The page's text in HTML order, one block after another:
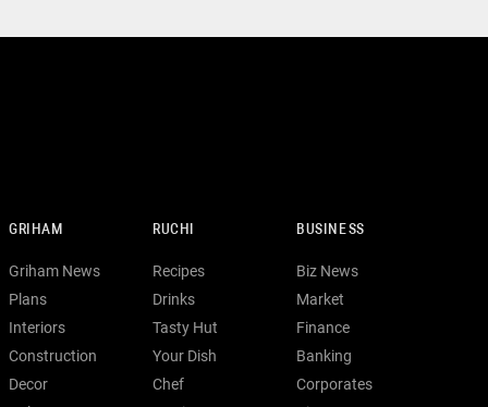
GRIHAM
Griham News
Plans
Interiors
Construction
Decor
RUCHI
Recipes
Drinks
Tasty Hut
Your Dish
Chef
BUSINESS
Biz News
Market
Finance
Banking
Corporates